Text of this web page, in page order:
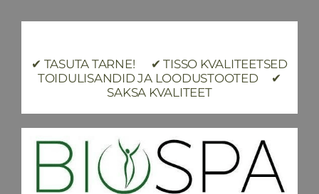
✔ TASUTA TARNE! ✔ TISSO KVALITEETSED
TOIDULISANDID JA LOODUSTOOTED ✔
SAKSA KVALITEET